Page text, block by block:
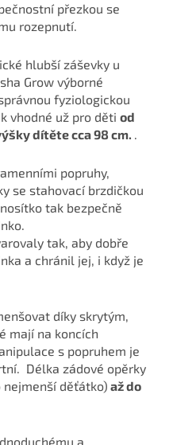
přezkou se
rozepnutí.
hlubší záševky u
Grow výborné
fyziologickou
vhodné už pro děti od
dítěte cca 98 cm. .
popruhy,
se stahovací brzdičkou
tak bezpečně
tak, aby dobře
a chránil jej, i když je
díky skrytým,
mají na koncích
s popruhem je
Délka zádové opěrky
nejmenší děťátko) až do
a